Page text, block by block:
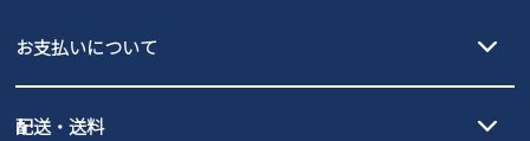
お支払いについて
PayPay（オンライン決済）、代金引換のご利用が可能です。
配送・送料